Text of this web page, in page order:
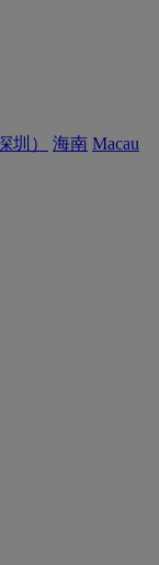
圳）
海南 Macau